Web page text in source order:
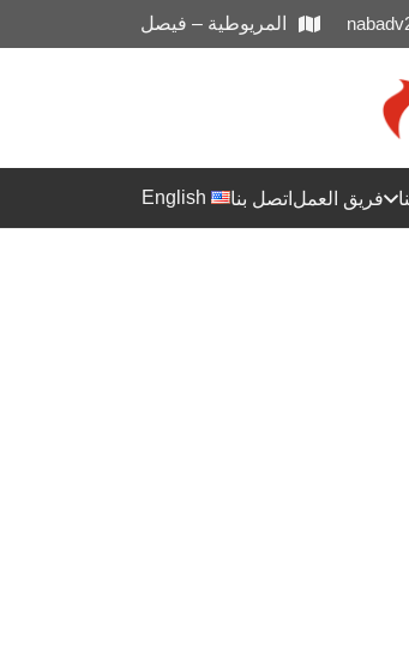
المريوطية – فيصل
فريق العمل اتصل بنا English